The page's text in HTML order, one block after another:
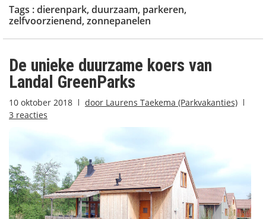
Tags :dierenpark, duurzaam, parkeren,
zelfvoorzienend, zonnepanelen
De unieke duurzame koers van
Landal GreenParks
10 oktober 2018 door Laurens Taekema (Parkvakanties)
3 reacties